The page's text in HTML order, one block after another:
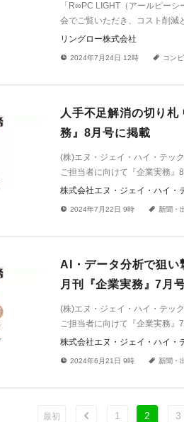
「R∞PC LIGHT（アールピー
会でご覧いただき、コスト削減
リングロー株式会社
! 2024年7月24日 12時 a コン
人手不足解消の切り
務』8月号に掲載
(株)エヌ・ジェイ・ハイ・テッ
ご担当者に向けて『企業実務
株式会社エヌ・ジェイ・ハイ・
! 2024年7月22日 9時 a 新聞・
AI・データ分析で狙
月刊『企業実務』7月
(株)エヌ・ジェイ・ハイ・テッ
ご担当者に向けて『企業実務
株式会社エヌ・ジェイ・ハイ・
! 2024年6月21日 9時 a 新聞・
最初 ù 1 2 3